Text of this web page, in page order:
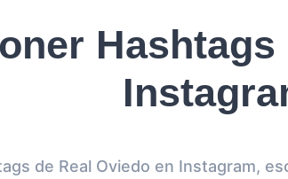
de Real Oviedo en Instagram,